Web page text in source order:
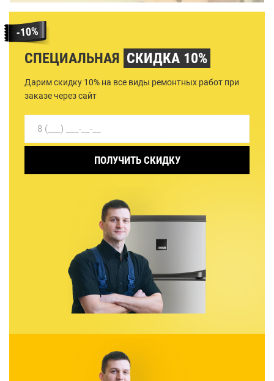
СПЕЦИАЛЬНАЯ СКИДКА 10%
Дарим скидку 10% на все виды ремонтных работ при
заказе через сайт
ПОЛУЧИТЬ СКИДКУ